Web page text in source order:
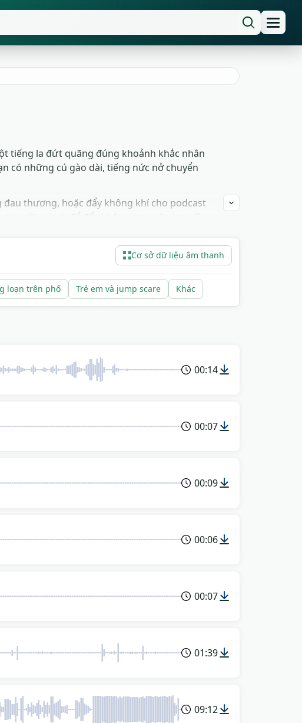
tiếng la đứt quãng đúng khoảnh khắc nhân
có những cú gào dài, tiếng nức nở chuyển
thương, hoặc đẩy không khí cho podcast
với reverb để đẩy không gian sâu hơn. Bạn
Cơ sở dữ liệu âm thanh
loạn trên phố Trẻ em và jump scare Khác
00:14
00:07
00:09
00:06
00:07
01:39
09:12